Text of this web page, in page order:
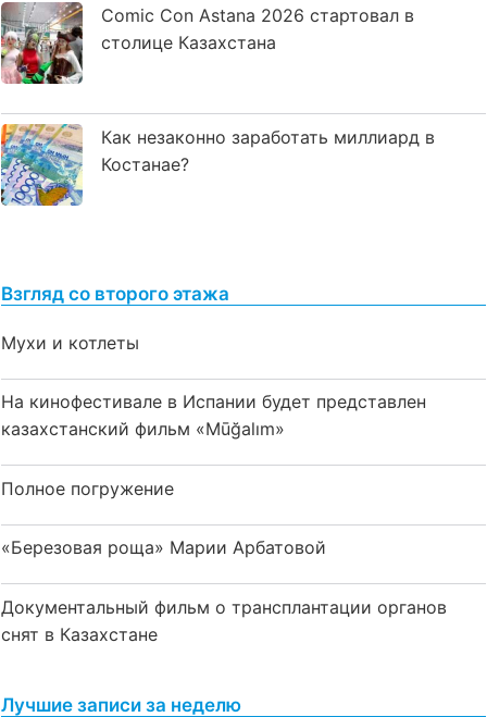
Comic Con Astana 2026 стартовал в
столице Казахстана
Как незаконно заработать миллиард в
Костанае?
Взгляд со второго этажа
Мухи и котлеты
На кинофестивале в Испании будет представлен
казахстанский фильм «Mūğalım»
Полное погружение
«Березовая роща» Марии Арбатовой
Документальный фильм о трансплантации органов
снят в Казахстане
Лучшие записи за неделю